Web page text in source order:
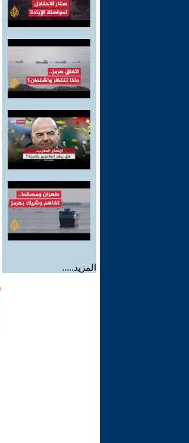
المزيد.....